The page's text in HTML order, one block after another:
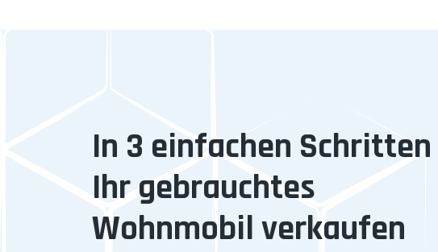
In 3 einfachen Schritten
Ihr gebrauchtes
Wohnmobil verkaufen